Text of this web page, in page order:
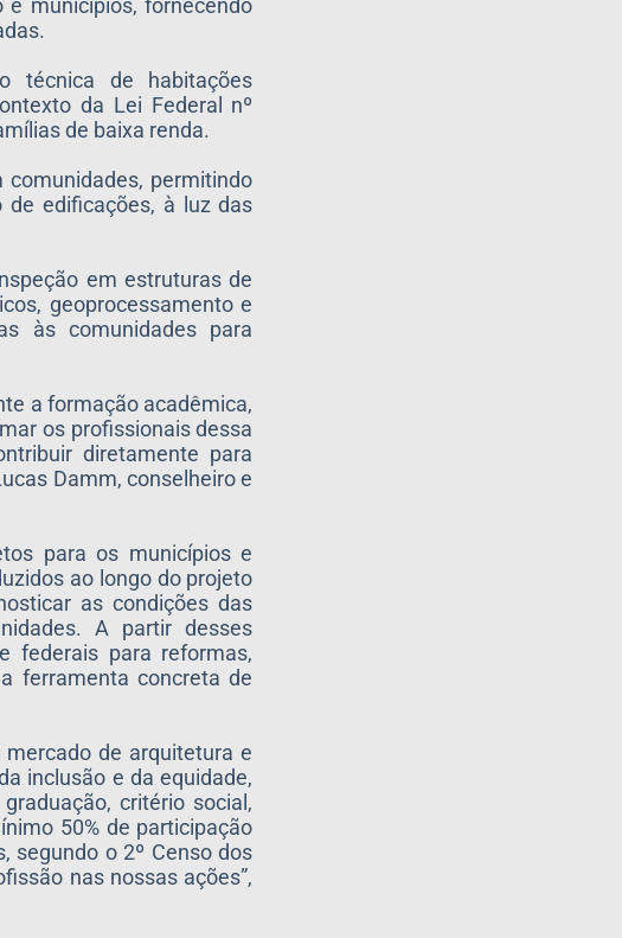
municípios, fornecendo
técnica de habitações
da Lei Federal nº
de baixa renda.
permitindo
de edificações, à luz das
em estruturas de
geoprocessamento e
às comunidades para
a formação acadêmica,
os profissionais dessa
diretamente para
Damm, conselheiro e
para os municípios e
ao longo do projeto
as condições das
A partir desses
federais para reformas,
ferramenta concreta de
de arquitetura e
inclusão e da equidade,
critério social,
50% de participação
segundo o 2º Censo dos
nas nossas ações”,